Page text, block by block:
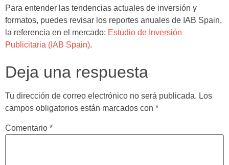
Para entender las tendencias actuales de inversión y
formatos, puedes revisar los reportes anuales de IAB Spain,
la referencia en el mercado: Estudio de Inversión
Publicitaria (IAB Spain).
Deja una respuesta
Tu dirección de correo electrónico no será publicada. Los
campos obligatorios están marcados con *
Comentario *